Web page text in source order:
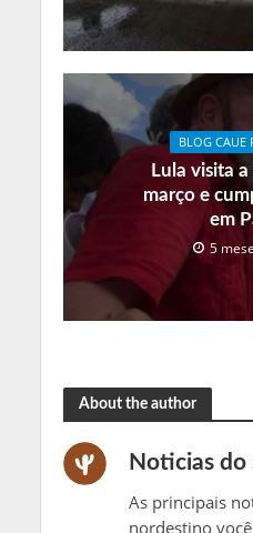
BLOG CAUE
Lula visita
março e
em
5
About the author
Noticias do
As principais
nordestino